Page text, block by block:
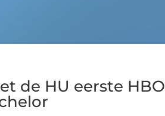
de HU eerste HBO